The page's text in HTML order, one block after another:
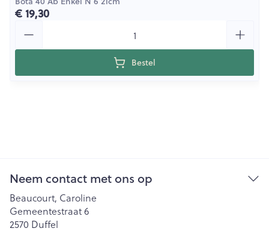
€ 19,30
Bestel
Neem contact met ons op
Beaucourt, Caroline
Gemeentestraat 6
2570 Duffel